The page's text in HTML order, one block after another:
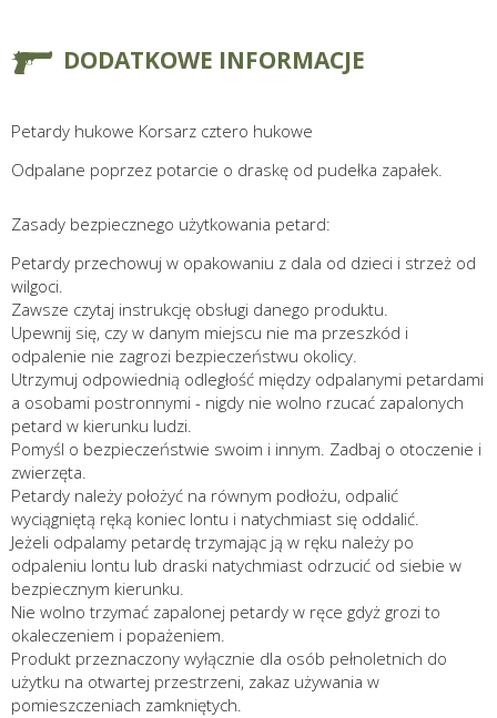
DODATKOWE INFORMACJE
Petardy hukowe Korsarz cztero hukowe
Odpalane poprzez potarcie o draskę od pudełka zapałek.
Zasady bezpiecznego użytkowania petard:
Petardy przechowuj w opakowaniu z dala od dzieci i strzeż od
wilgoci.
Zawsze czytaj instrukcję obsługi danego produktu.
Upewnij się, czy w danym miejscu nie ma przeszkód i
odpalenie nie zagrozi bezpieczeństwu okolicy.
Utrzymuj odpowiednią odległość między odpalanymi petardami
a osobami postronnymi - nigdy nie wolno rzucać zapalonych
petard w kierunku ludzi.
Pomyśl o bezpieczeństwie swoim i innym. Zadbaj o otoczenie i
zwierzęta.
Petardy należy położyć na równym podłożu, odpalić
wyciągniętą ręką koniec lontu i natychmiast się oddalić.
Jeżeli odpalamy petardę trzymając ją w ręku należy po
odpaleniu lontu lub draski natychmiast odrzucić od siebie w
bezpiecznym kierunku.
Nie wolno trzymać zapalonej petardy w ręce gdyż grozi to
okaleczeniem i popażeniem.
Produkt przeznaczony wyłącznie dla osób pełnoletnich do
użytku na otwartej przestrzeni, zakaz używania w
pomieszczeniach zamkniętych.